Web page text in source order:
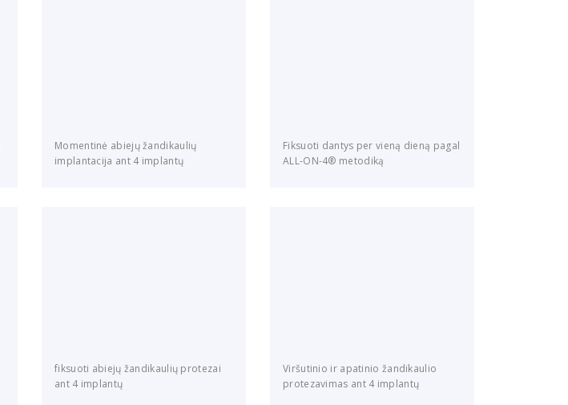
Momentinė abiejų žandikaulių
implantacija ant 4 implantų
Fiksuoti dantys per vieną dieną pagal
ALL-ON-4® metodiką
fiksuoti abiejų žandikaulių protezai
ant 4 implantų
Viršutinio ir apatinio žandikaulio
protezavimas ant 4 implantų